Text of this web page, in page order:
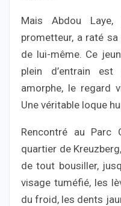
Mais Abdou
prometteur, a raté sa
de lui-même. Ce
plein d’entrain est
amorphe, le regard
Une véritable loque
Rencontré au Parc
quartier de
de tout bousiller,
visage tuméfié, les
du froid, les dents